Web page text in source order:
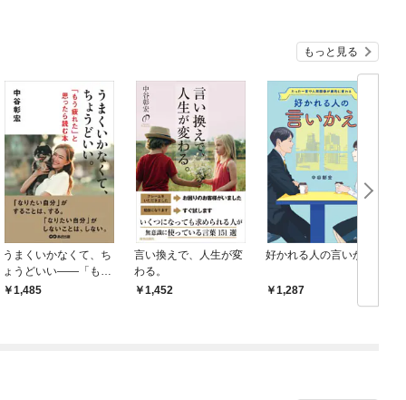
もっと見る
うまくいかなくて、ち
ょうどいい――「もう
疲れた」と思ったら読
1,485
言い換えで、人生が変
わる。
1,452
好かれる人の言いかえ
1,287